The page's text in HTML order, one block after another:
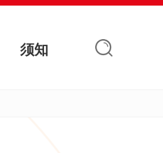
须知